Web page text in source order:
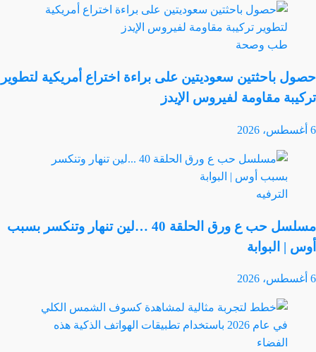
طب وصحة
حصول باحثتين سعوديتين على براءة اختراع أمريكية لتطوير
تركيبة مقاومة لفيروس الإيدز
6 أغسطس، 2026
الترفيه
مسلسل حب ع ورق الحلقة 40 …لين تنهار وتنكسر بسبب
أوس | البوابة
6 أغسطس، 2026
الفضاء